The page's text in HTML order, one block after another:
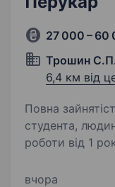
27 000 – 60
Трошин
6,4 км від
Повна
студента,
роботи від 1 року. Всім привіт! Мене
Ми студія
вчора